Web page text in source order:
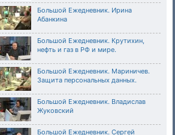
Большой Ежедневник. Ирина
Абанкина
Большой Ежедневник. Крутихин,
нефть и газ в РФ и мире.
Большой Ежедневник. Мариничев.
Защита персональных данных.
Большой Ежедневник. Владислав
Жуковский
Большой Ежедневник. Сергей